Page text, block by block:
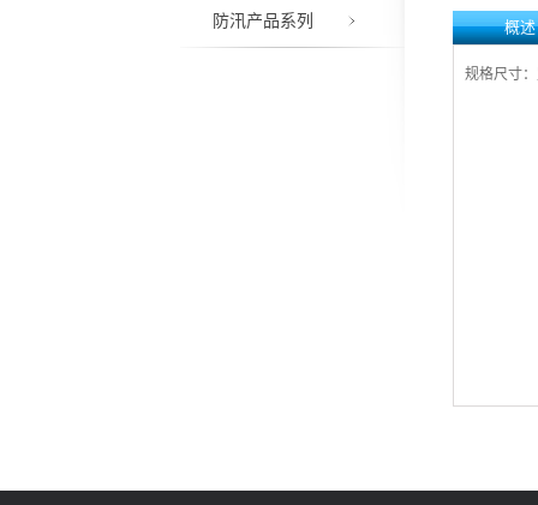
防汛产品系列 概述
规格尺寸